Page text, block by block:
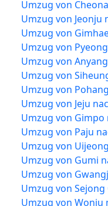
Umzug von
Umzug von Jeonju
Umzug von
Umzug von
Umzug von
Umzug von
Umzug von
Umzug von Jeju
Umzug von Gimpo
Umzug von Paju
Umzug von
Umzug von Gumi
Umzug von
Umzug von Sejong
Umzug von Wonju